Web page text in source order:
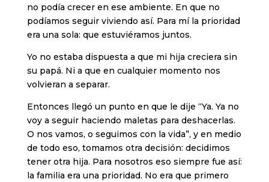
no podía crecer en ese ambiente. En que no
podíamos seguir viviendo así. Para mí la prioridad
era una sola: que estuviéramos juntos.
Yo no estaba dispuesta a que mi hija creciera sin
su papá. Ni a que en cualquier momento nos
volvieran a separar.
Entonces llegó un punto en que le dije “Ya. Ya no
voy a seguir haciendo maletas para deshacerlas.
O nos vamos, o seguimos con la vida”, y en medio
de todo eso, tomamos otra decisión: decidimos
tener otra hija. Para nosotros eso siempre fue así:
la familia era una prioridad. No era que primero